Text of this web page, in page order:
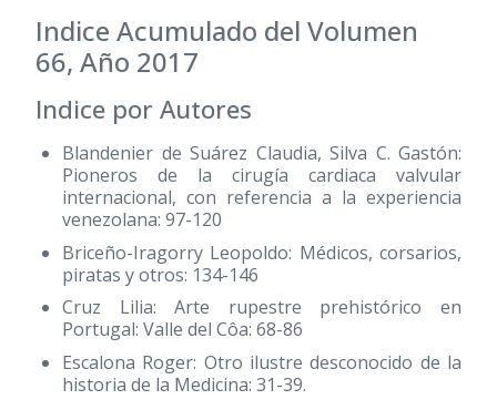
Indice Acumulado del Volumen
66, Año 2017
Indice por Autores
Blandenier de Suárez Claudia, Silva C. Gastón:
Pioneros de la cirugía cardiaca valvular
internacional, con referencia a la experiencia
venezolana: 97-120
Briceño-Iragorry Leopoldo: Médicos, corsarios,
piratas y otros: 134-146
Cruz Lilia: Arte rupestre prehistórico en
Portugal: Valle del Côa: 68-86
Escalona Roger: Otro ilustre desconocido de la
historia de la Medicina: 31-39.